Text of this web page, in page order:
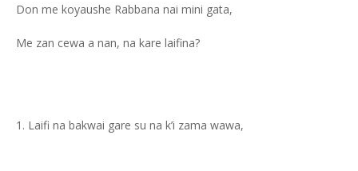
Don me koyaushe Rabbana nai mini gata,
Me zan cewa a nan, na kare laifina?
Laifi na bakwai gare su na k’i zama wawa,